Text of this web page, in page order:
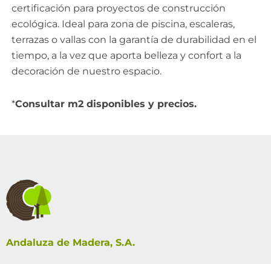
certificación para proyectos de construcción
ecológica. Ideal para zona de piscina, escaleras,
terrazas o vallas con la garantía de durabilidad en el
tiempo, a la vez que aporta belleza y confort a la
decoración de nuestro espacio.
*Consultar m2 disponibles y precios.
Andaluza de Madera, S.A.